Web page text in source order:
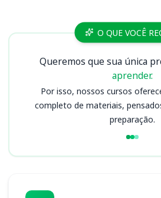
Cursos O QUE VOCÊ
Queremos que sua única
aprender.
Por isso, nossos cursos
completo de materiais,
preparação.